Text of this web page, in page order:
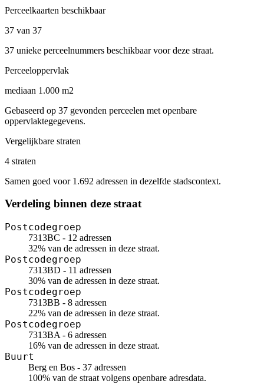
Perceelkaarten beschikbaar
37 van 37
37 unieke perceelnummers beschikbaar voor deze straat.
Perceeloppervlak
mediaan 1.000 m2
Gebaseerd op 37 gevonden perceelen met openbare
oppervlaktegegevens.
Vergelijkbare straten
4 straten
Samen goed voor 1.692 adressen in dezelfde stadscontext.
Verdeling binnen deze straat
Postcodegroep
7313BC - 12 adressen
32% van de adressen in deze straat.
Postcodegroep
7313BD - 11 adressen
30% van de adressen in deze straat.
Postcodegroep
7313BB - 8 adressen
22% van de adressen in deze straat.
Postcodegroep
7313BA - 6 adressen
16% van de adressen in deze straat.
Buurt
Berg en Bos - 37 adressen
100% van de straat volgens openbare adresdata.